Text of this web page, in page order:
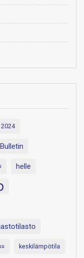
2024
helle
keskilämpötila